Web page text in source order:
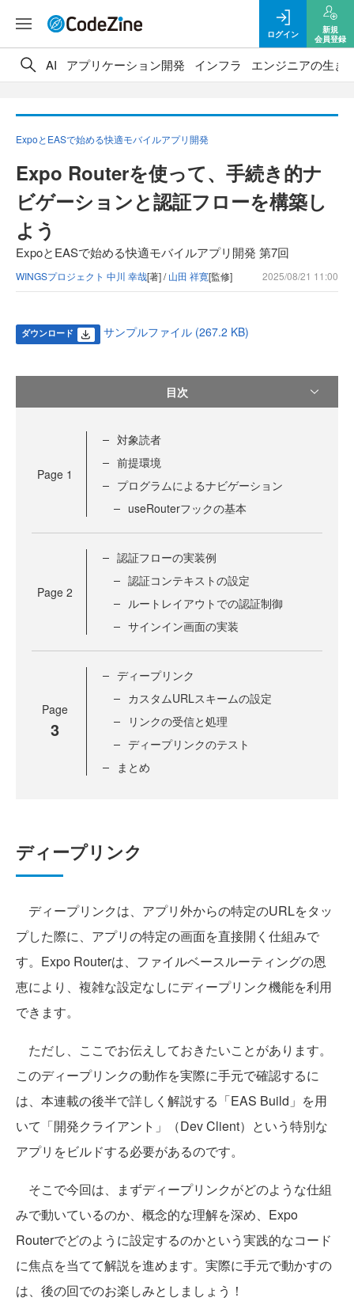
ログイン
新規
会員登録
AI アプリケーション開発 インフラ エンジニアの生き
ExpoとEASで始める快適モバイルアプリ開発
Expo Routerを使って、手続き的ナ
ビゲーションと認証フローを構築し
よう
ExpoとEASで始める快適モバイルアプリ開発 第7回
WINGSプロジェクト 中川 幸哉[著] /山田 祥寛[監修] 2025/08/21 11:00
ダウンロード サンプルファイル (267.2 KB)
目次
Page 1
対象読者
前提環境
プログラムによるナビゲーション
useRouterフックの基本
Page 2
認証フローの実装例
認証コンテキストの設定
ルートレイアウトでの認証制御
サインイン画面の実装
Page
3
ディープリンク
カスタムURLスキームの設定
リンクの受信と処理
ディープリンクのテスト
まとめ
ディープリンク
ディープリンクは、アプリ外からの特定のURLをタッ
プした際に、アプリの特定の画面を直接開く仕組みで
す。Expo Routerは、ファイルベースルーティングの恩
恵により、複雑な設定なしにディープリンク機能を利用
できます。
ただし、ここでお伝えしておきたいことがあります。
このディープリンクの動作を実際に手元で確認するに
は、本連載の後半で詳しく解説する「EAS Build」を用
いて「開発クライアント」（Dev Client）という特別な
アプリをビルドする必要があるのです。
そこで今回は、まずディープリンクがどのような仕組
みで動いているのか、概念的な理解を深め、Expo
Routerでどのように設定するのかという実践的なコード
に焦点を当てて解説を進めます。実際に手元で動かすの
は、後の回でのお楽しみとしましょう！